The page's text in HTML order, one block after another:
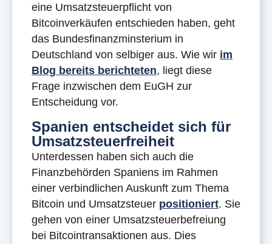
eine Umsatzsteuerpflicht von
Bitcoinverkäufen entschieden haben, geht
das Bundesfinanzminsterium in
Deutschland von selbiger aus. Wie wir im
Blog bereits berichteten, liegt diese
Frage inzwischen dem EuGH zur
Entscheidung vor.
Spanien entscheidet sich für
Umsatzsteuerfreiheit
Unterdessen haben sich auch die
Finanzbehörden Spaniens im Rahmen
einer verbindlichen Auskunft zum Thema
Bitcoin und Umsatzsteuer positioniert. Sie
gehen von einer Umsatzsteuerbefreiung
bei Bitcointransaktionen aus. Dies